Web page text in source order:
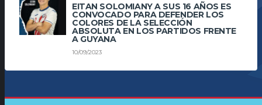
EITAN SOLOMIANY A SUS 16 AÑOS ES
CONVOCADO PARA DEFENDER LOS
COLORES DE LA SELECCIÓN
ABSOLUTA EN LOS PARTIDOS FRENTE
A GUYANA
10/09/2023